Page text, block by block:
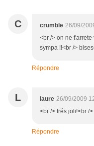
C crumble 26/09/
<br /> on ne
sympa !!<br />
Répondre
L laure 26/09/2009
<br /> trés joli!<br /
Répondre